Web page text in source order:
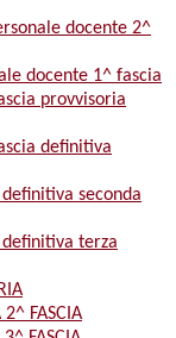
docente 2^
docente 1^ fascia
provvisoria
definitiva
seconda
terza
2^ FASCIA